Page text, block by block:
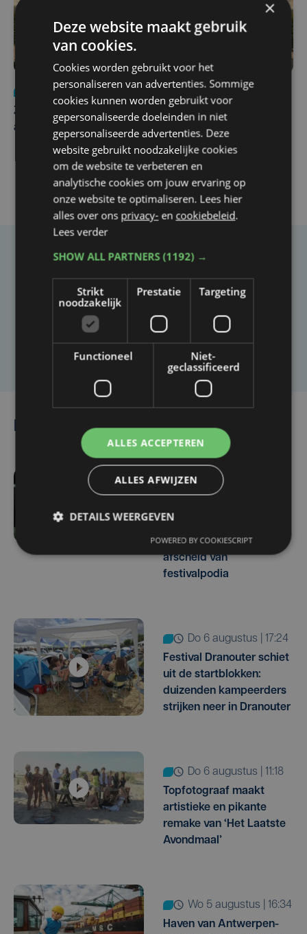
Nieuws
Zwaar ongeval op E403 in Izegem: drie rijstroken
afgesloten
Taalfout opgemerkt?
Heb je een taal- of schrijffout opgemerkt in dit
Laat het ons weten
vr 7 augustus | 11:43
Channel Zero neemt
afscheid van
festivalpodia
do 6 augustus | 17:24
Festival Dranouter schiet
uit de startblokken:
duizenden kampeerders
strijken neer in Dranouter
do 6 augustus | 11:18
Topfotograaf maakt
artistieke en pikante
remake van ‘Het Laatste
Avondmaal’
wo 5 augustus | 16:34
Haven van Antwerpen-
×
Deze website maakt gebruik
van cookies.
Cookies worden gebruikt voor het
personaliseren van advertenties. Sommige
cookies kunnen worden gebruikt voor
gepersonaliseerde doeleinden in niet
gepersonaliseerde advertenties. Deze
website gebruikt noodzakelijke cookies
om de website te verbeteren en
analytische cookies om jouw ervaring op
onze website te optimaliseren. Lees hier
alles over ons privacy- en cookiebeleid.
Lees verder
SHOW ALL PARTNERS(1192) →
Strikt
noodzakelijk
Prestatie Targeting
Functioneel
Niet-
geclassificeerd
ALLES ACCEPTEREN
ALLES AFWIJZEN
DETAILS WEERGEVEN
POWERED BY COOKIESCRIPT